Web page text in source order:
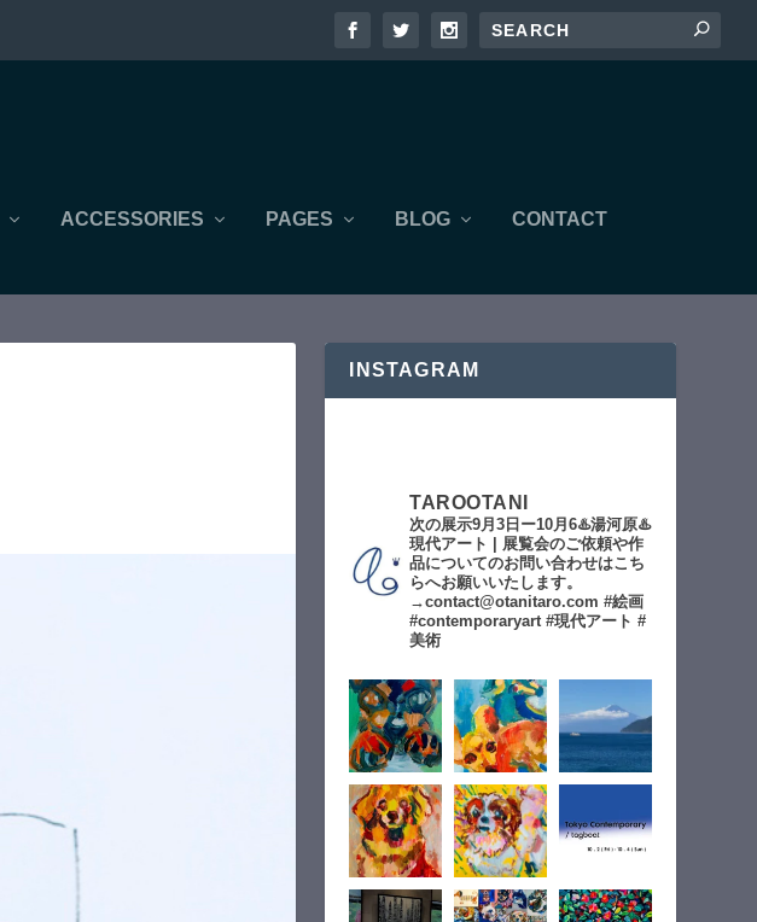
ACCESSORIES PAGES BLOG CONTACT
INSTAGRAM
TAROOTANI
次の展示9月3日ー10月6♨️湯河原♨️
現代アート | 展覧会のご依頼や作
品についてのお問い合わせはこち
らへお願いいたします。
→contact@otanitaro.com #絵画
#contemporaryart #現代アート #
美術